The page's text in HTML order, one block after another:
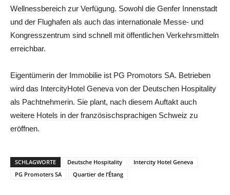
Wellnessbereich zur Verfügung. Sowohl die Genfer Innenstadt
und der Flughafen als auch das internationale Messe- und
Kongresszentrum sind schnell mit öffentlichen Verkehrsmitteln
erreichbar.
Eigentümerin der Immobilie ist PG Promotors SA. Betrieben
wird das IntercityHotel Geneva von der Deutschen Hospitality
als Pachtnehmerin. Sie plant, nach diesem Auftakt auch
weitere Hotels in der französischsprachigen Schweiz zu
eröffnen.
SCHLAGWORTE Deutsche Hospitality
Intercity Hotel Geneva
PG Promoters SA
Quartier de l’Étang